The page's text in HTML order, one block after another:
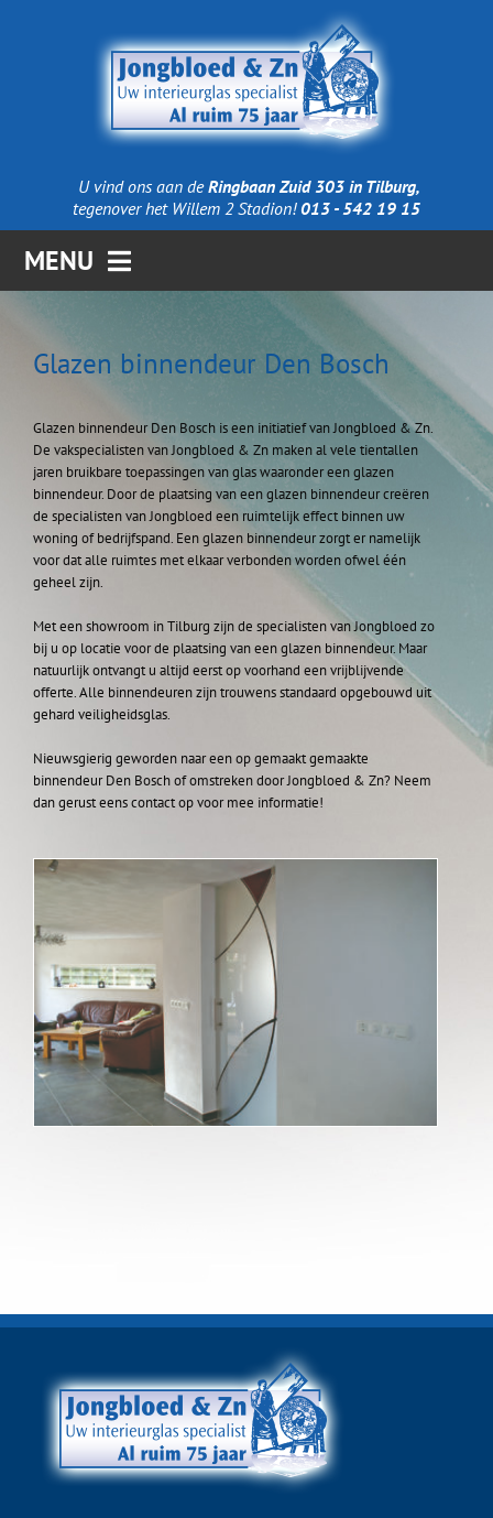
U vind ons aan deRingbaan Zuid 303 in Tilburg,
tegenover het Willem 2 Stadion! 013 - 542 19 15
MENU
Technieken
Over ons
Links
Nieuws
Contact
Glazen binnendeur Den Bosch
Glazen binnendeur Den Bosch is een initiatief van Jongbloed & Zn.
De vakspecialisten van Jongbloed & Zn maken al vele tientallen
jaren bruikbare toepassingen van glas waaronder een glazen
binnendeur. Door de plaatsing van een glazen binnendeur creëren
de specialisten van Jongbloed een ruimtelijk effect binnen uw
woning of bedrijfspand. Een glazen binnendeur zorgt er namelijk
voor dat alle ruimtes met elkaar verbonden worden ofwel één
geheel zijn.
Met een showroom in Tilburg zijn de specialisten van Jongbloed zo
bij u op locatie voor de plaatsing van een glazen binnendeur. Maar
natuurlijk ontvangt u altijd eerst op voorhand een vrijblijvende
offerte. Alle binnendeuren zijn trouwens standaard opgebouwd uit
gehard veiligheidsglas.
Nieuwsgierig geworden naar een op gemaakt gemaakte
binnendeur Den Bosch of omstreken door Jongbloed & Zn? Neem
dan gerust eens contact op voor mee informatie!